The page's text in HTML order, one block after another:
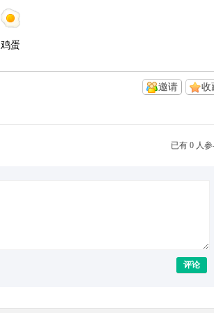
鸡蛋
收
邀请
已有 0 人
评论